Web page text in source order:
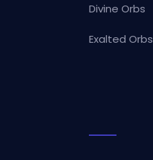
Divine Orbs
Exalted Orbs